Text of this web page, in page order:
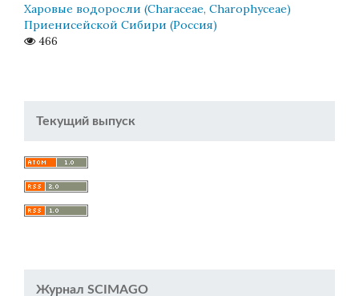
Харовые водоросли (Characeae, Charophyceae)
Приенисейской Сибири (Россия)
466
Текущий выпуск
Журнал SCIMAGO